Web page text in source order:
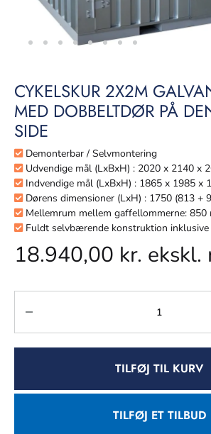
CYKELSKUR 2X2M
MED DOBBELTDØR PÅ
SIDE
Demonterbar / Selvmontering
Udvendige mål (LxBxH) : 2020 x 2140 x
Indvendige mål (LxBxH) : 1865 x 1985 x
Dørens dimensioner (LxH) : 1750 (813 +
Mellemrum mellem gaffellommerne: 850
Fuldt selvbærende konstruktion inklusive
18.940,00 kr. ekskl.
TILFØJ TIL KURV
TILFØJ ET TILBUD